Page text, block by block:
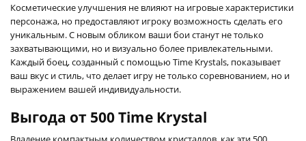
Косметические улучшения не влияют на игровые характеристики
персонажа, но предоставляют игроку возможность сделать его
уникальным. С новым обликом ваши бои станут не только
захватывающими, но и визуально более привлекательными.
Каждый боец, созданный с помощью Time Krystals, показывает
ваш вкус и стиль, что делает игру не только соревнованием, но и
выражением вашей индивидуальности.
Выгода от 500 Time Krystal